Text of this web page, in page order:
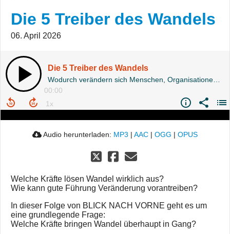
Die 5 Treiber des Wandels
06. April 2026
Die 5 Treiber des Wandels
00:00
Audio herunterladen: MP3 | AAC | OGG | OPUS
Welche Kräfte lösen Wandel wirklich aus?
Wie kann gute Führung Veränderung vorantreiben?
In dieser Folge von BLICK NACH VORNE geht es um
eine grundlegende Frage:
Welche Kräfte bringen Wandel überhaupt in Gang?